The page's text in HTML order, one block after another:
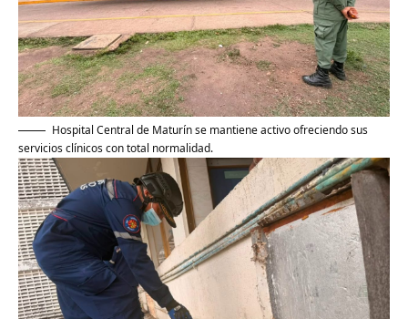
Hospital Central de Maturín se mantiene activo ofreciendo sus
servicios clínicos con total normalidad.